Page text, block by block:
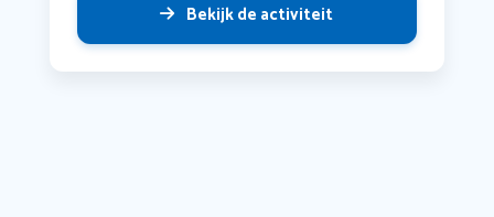
Bekijk de activiteit